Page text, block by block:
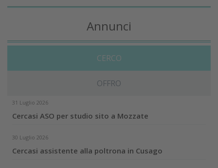
Annunci
CERCO
OFFRO
31 Luglio 2026
Cercasi ASO per studio sito a Mozzate
30 Luglio 2026
Cercasi assistente alla poltrona in Cusago